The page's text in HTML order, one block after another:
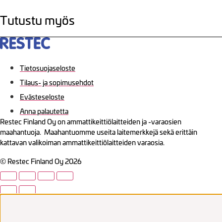
Tutustu myös
Tietosuojaseloste
Tilaus- ja sopimusehdot
Evästeseloste
Anna palautetta
Restec Finland Oy on ammattikeittiölaitteiden ja -varaosien
maahantuoja. Maahantuomme useita laitemerkkejä sekä erittäin
kattavan valikoiman ammattikeittiölaitteiden varaosia.
© Restec Finland Oy 2026